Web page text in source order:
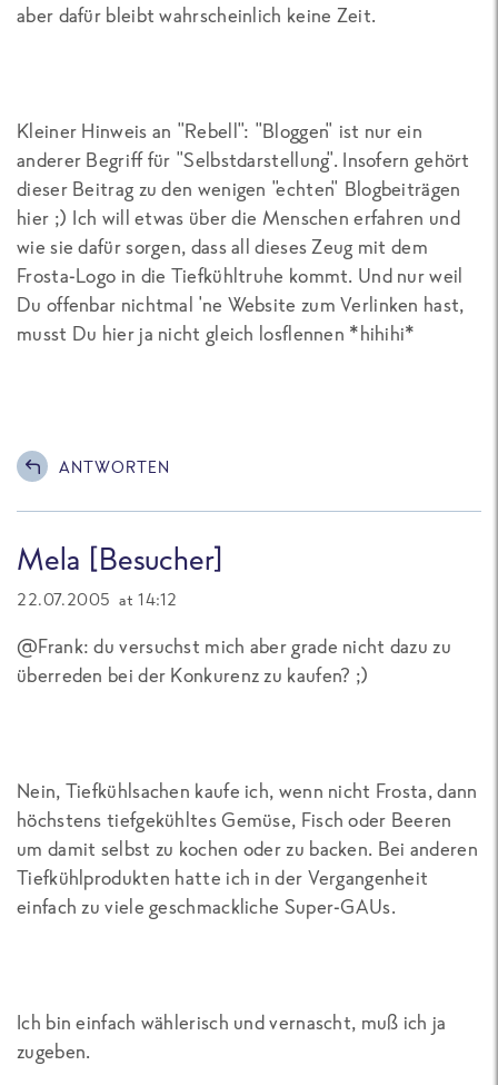
aber dafür bleibt wahrscheinlich keine Zeit.
Kleiner Hinweis an "Rebell": "Bloggen" ist nur ein
anderer Begriff für "Selbstdarstellung". Insofern gehört
dieser Beitrag zu den wenigen "echten" Blogbeiträgen
hier ;) Ich will etwas über die Menschen erfahren und
wie sie dafür sorgen, dass all dieses Zeug mit dem
Frosta-Logo in die Tiefkühltruhe kommt. Und nur weil
Du offenbar nichtmal 'ne Website zum Verlinken hast,
musst Du hier ja nicht gleich losflennen *hihihi*
ANTWORTEN
Mela [Besucher]
22.07.2005 at 14:12
@Frank: du versuchst mich aber grade nicht dazu zu
überreden bei der Konkurenz zu kaufen? ;)
Nein, Tiefkühlsachen kaufe ich, wenn nicht Frosta, dann
höchstens tiefgekühltes Gemüse, Fisch oder Beeren
um damit selbst zu kochen oder zu backen. Bei anderen
Tiefkühlprodukten hatte ich in der Vergangenheit
einfach zu viele geschmackliche Super-GAUs.
Ich bin einfach wählerisch und vernascht, muß ich ja
zugeben.